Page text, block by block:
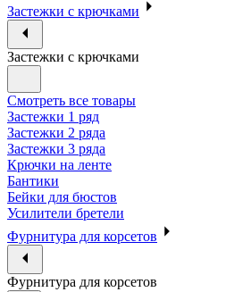
Застежки с крючками
Застежки с крючками
Смотреть все товары
Застежки 1 ряд
Застежки 2 ряда
Застежки 3 ряда
Крючки на ленте
Бантики
Бейки для бюстов
Усилители бретели
Фурнитура для корсетов
Фурнитура для корсетов